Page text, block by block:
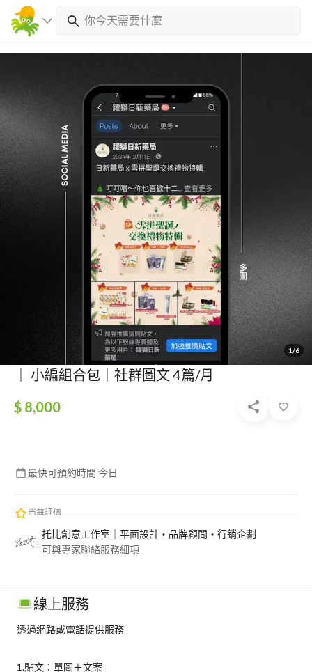
1/6
｜ 小編組合包｜社群圖文 4篇/月
尚無評價
最快可預約時間 今日
$ 8,000
托比創意工作室｜平面設計・品牌顧問・行銷企劃
可與專家聯絡服務細項
線上服務
透過網路或電話提供服務
1.貼文：單圖＋文案